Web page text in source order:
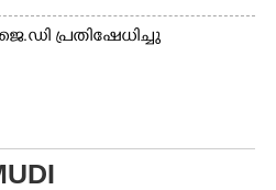
പ്രതിഷേധിച്ചു